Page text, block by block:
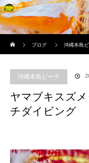
ブログ
沖縄本島
沖縄本島ビーチ
ヤマブキスズ
チダイビング